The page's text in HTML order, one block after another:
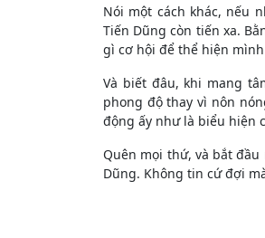
Nói một cách khác, nếu
Tiến Dũng còn tiến xa.
gì cơ hội để thể hiện
Và biết đâu, khi mang
phong độ thay vì nôn
động ấy như là biểu hiện
Quên mọi thứ, và bắt
Dũng. Không tin cứ đợi